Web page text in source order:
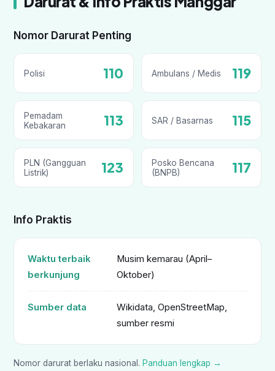
Nomor Darurat Penting
Polisi 110 Ambulans / Medis 119
Pemadam
Kebakaran
113 SAR / Basarnas 115
PLN (Gangguan
Listrik)
123
Posko Bencana
(BNPB)
117
Info Praktis
Waktu terbaik
berkunjung
Musim kemarau (April–
Oktober)
Sumber data
Wikidata, OpenStreetMap,
sumber resmi
Nomor darurat berlaku nasional. Panduan lengkap →